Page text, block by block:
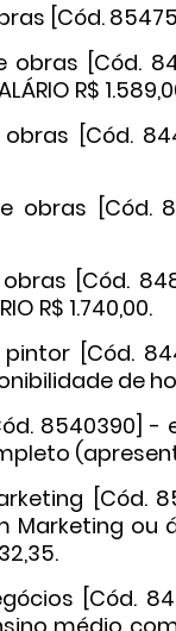
[Cód.
[Cód.
R$
[Cód.
[Cód.
[Cód.
R$ 1.740,00.
[Cód.
de
8540390]
[Cód.
Marketing ou
[Cód.